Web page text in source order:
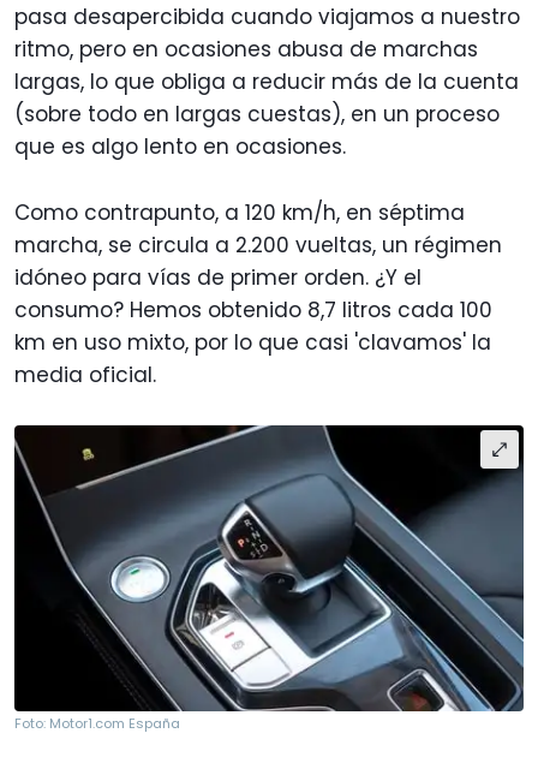
pasa desapercibida cuando viajamos a nuestro
ritmo, pero en ocasiones abusa de marchas
largas, lo que obliga a reducir más de la cuenta
(sobre todo en largas cuestas), en un proceso
que es algo lento en ocasiones.
Como contrapunto, a 120 km/h, en séptima
marcha, se circula a 2.200 vueltas, un régimen
idóneo para vías de primer orden. ¿Y el
consumo? Hemos obtenido 8,7 litros cada 100
km en uso mixto, por lo que casi 'clavamos' la
media oficial.
Foto: Motor1.com España